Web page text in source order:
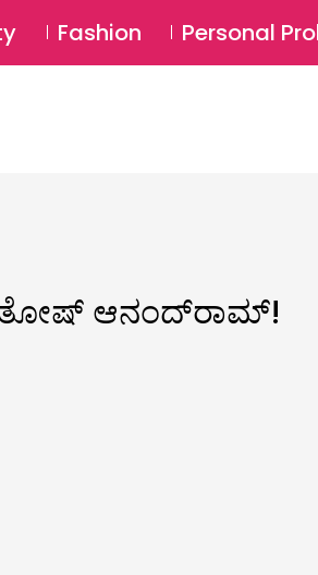
Login ⚲
Fashion Personal
ಆನಂದ್​​ರಾಮ್!